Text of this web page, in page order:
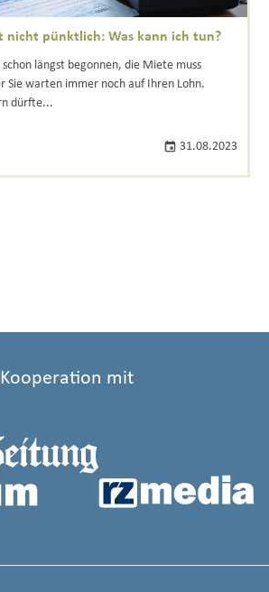
nicht pünktlich: Was kann ich tun?
längst begonnen, die Miete muss
Sie warten immer noch auf Ihren Lohn.
dürfte...
31.08.2023
mit